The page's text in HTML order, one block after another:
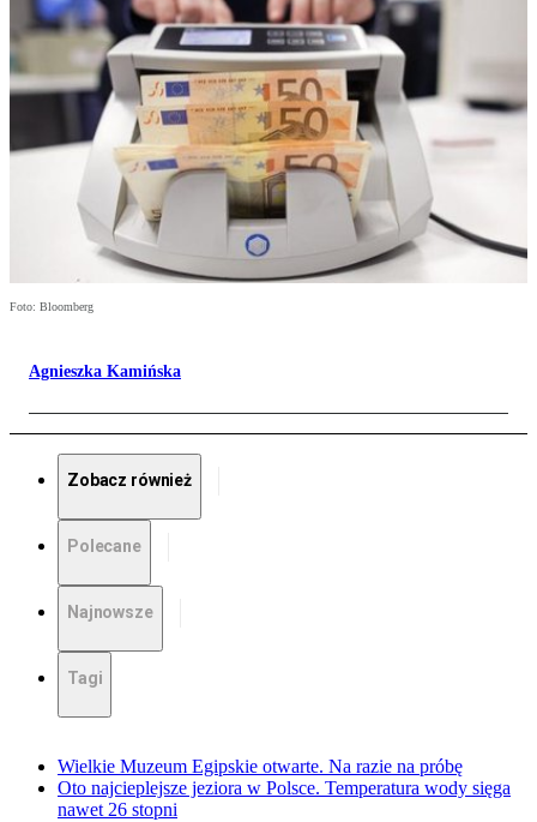
Foto: Bloomberg
Agnieszka Kamińska
Zobacz również
Polecane
Najnowsze
Tagi
Wielkie Muzeum Egipskie otwarte. Na razie na próbę
Oto najcieplejsze jeziora w Polsce. Temperatura wody sięga
nawet 26 stopni